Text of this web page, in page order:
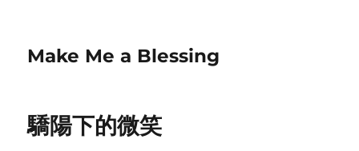
Make Me a Blessing
驕陽下的微笑